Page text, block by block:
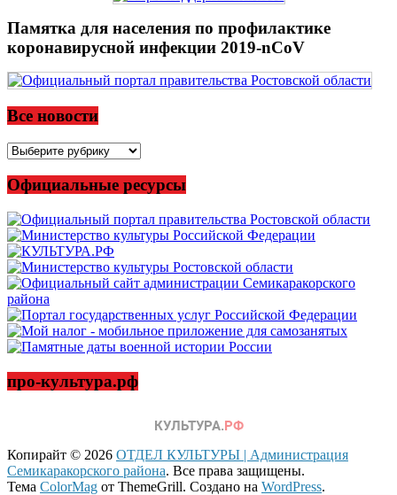
Памятка для населения по профилактике
коронавирусной инфекции 2019-nCoV
Все новости
Все
Официальные ресурсы
про-культура.рф
Копирайт © 2026 ОТДЕЛ КУЛЬТУРЫ | Администрация
Семикаракорского района. Все права защищены.
Тема ColorMag от ThemeGrill. Создано на WordPress.